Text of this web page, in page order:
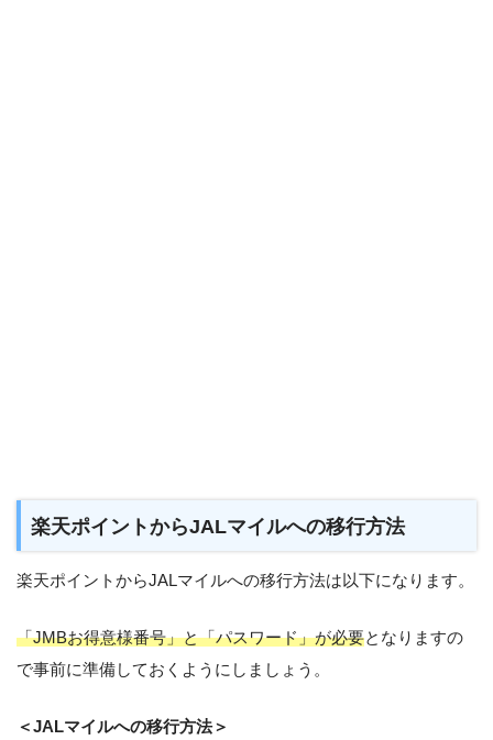
楽天ポイントからJALマイルへの移行方法
楽天ポイントからJALマイルへの移行方法は以下になります。
「JMBお得意様番号」と「パスワード」が必要となりますの
で事前に準備しておくようにしましょう。
＜JALマイルへの移行方法＞